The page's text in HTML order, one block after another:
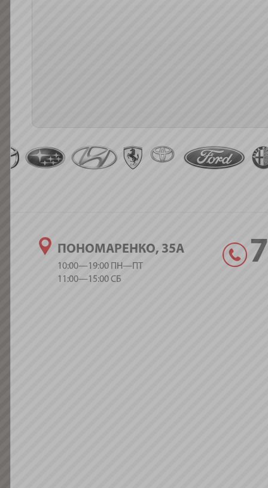
ПОНОМАРЕНКО, 35А
10:00—19:00 ПН—ПТ
11:00—15:00 СБ